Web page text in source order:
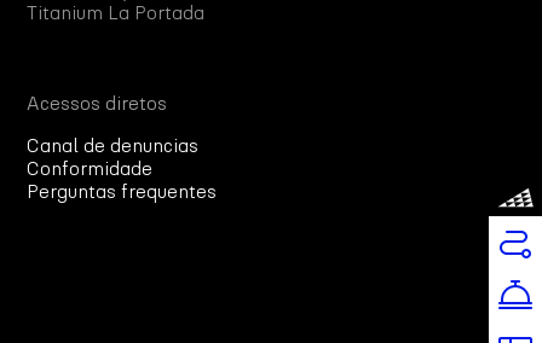
Titanium La Portada
Acessos diretos
Canal de denuncias
Conformidade
Perguntas frequentes